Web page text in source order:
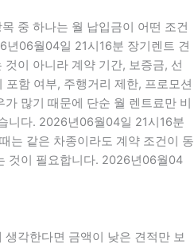
중 하나는 월 납입금이 어떤 조건
년06월04일 21시16분 장기렌트 견
이 아니라 계약 기간, 보증금, 선
함 여부, 주행거리 제한, 프로모션
많기 때문에 단순 월 렌트료만 비
니다. 2026년06월04일 21시16분
는 같은 차종이라도 계약 조건이 동
것이 필요합니다. 2026년06월04
각한다면 금액이 낮은 견적만 보